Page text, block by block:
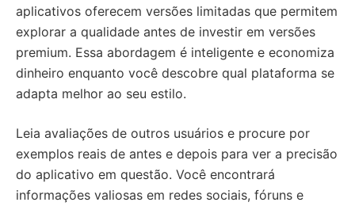
aplicativos oferecem versões limitadas que permitem
explorar a qualidade antes de investir em versões
premium. Essa abordagem é inteligente e economiza
dinheiro enquanto você descobre qual plataforma se
adapta melhor ao seu estilo.
Leia avaliações de outros usuários e procure por
exemplos reais de antes e depois para ver a precisão
do aplicativo em questão. Você encontrará
informações valiosas em redes sociais, fóruns e